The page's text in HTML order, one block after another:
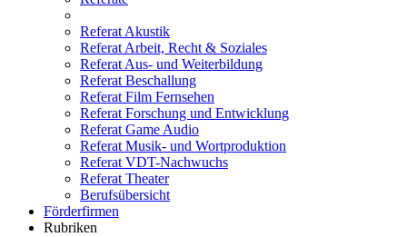
Referat Akustik
Referat Arbeit, Recht & Soziales
Referat Aus- und Weiterbildung
Referat Beschallung
Referat Film Fernsehen
Referat Forschung und Entwicklung
Referat Game Audio
Referat Musik- und Wortproduktion
Referat VDT-Nachwuchs
Referat Theater
Berufsübersicht
Förderfirmen
Rubriken